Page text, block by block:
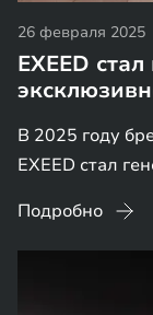
26 февраля 2025
EXEED
В 2025 году
EXEED стал
Подробно